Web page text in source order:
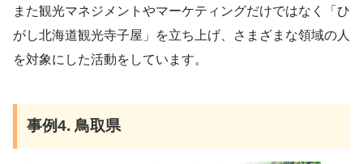
また観光マネジメントやマーケティングだけではなく「ひ
がし北海道観光寺子屋」を立ち上げ、さまざまな領域の人
を対象にした活動をしています。
事例4. 鳥取県